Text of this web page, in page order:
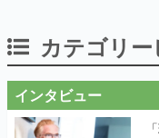
カテゴリ
インタビュー